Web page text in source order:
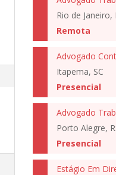
Rio de Janeiro,
Remota
Advogado
Itapema, SC
Presencial
Advogado
Porto Alegre,
Presencial
Estágio Em